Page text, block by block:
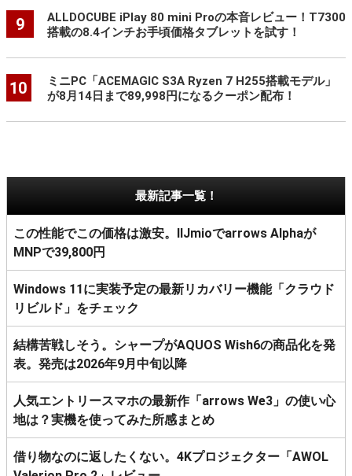
9
ALLDOCUBE iPlay 80 mini Proの本音レビュー！T7300
搭載の8.4インチお手頃価格タブレットを試す！
10
ミニPC「ACEMAGIC S3A Ryzen 7 H255搭載モデル」
が8月14日まで89,998円になるクーポン配布！
最新記事一覧！
この性能でこの価格は激安。IIJmioでarrows Alphaが
MNPで39,800円
Windows 11に実装予定の最新リカバリー機能「クラウド
リビルド」をチェック
結構苦戦しそう。シャープがAQUOS Wish6の商品化を発
表。発売は2026年9月中旬以降
人気エントリースマホの最新作「arrows We3」の使い心
地は？実機を使ってみた所感まとめ
借り物なのに返したくない。4Kプロジェクター「AWOL